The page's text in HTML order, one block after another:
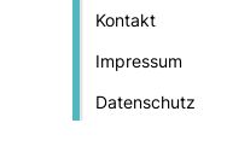
Kontakt
Impressum
Datenschutz